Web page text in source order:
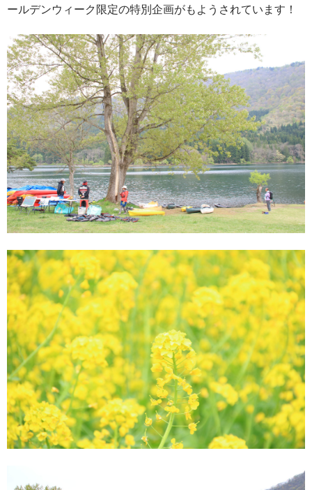
ールデンウィーク限定の特別企画がもようされています！